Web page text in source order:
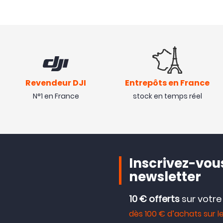
Bonne LiPo
15/06/21
Avis
Acheté pour mon petit
batteries d'origine
Revendeur DJI
N°1 en France
Entrepôts en France
stock en temps réel
Inscrivez-
newsletter
10 € offerts sur
dès 100 € d’achats sur